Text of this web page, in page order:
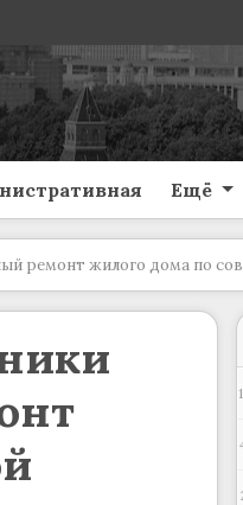
Ещё
ремонт жилого дома по